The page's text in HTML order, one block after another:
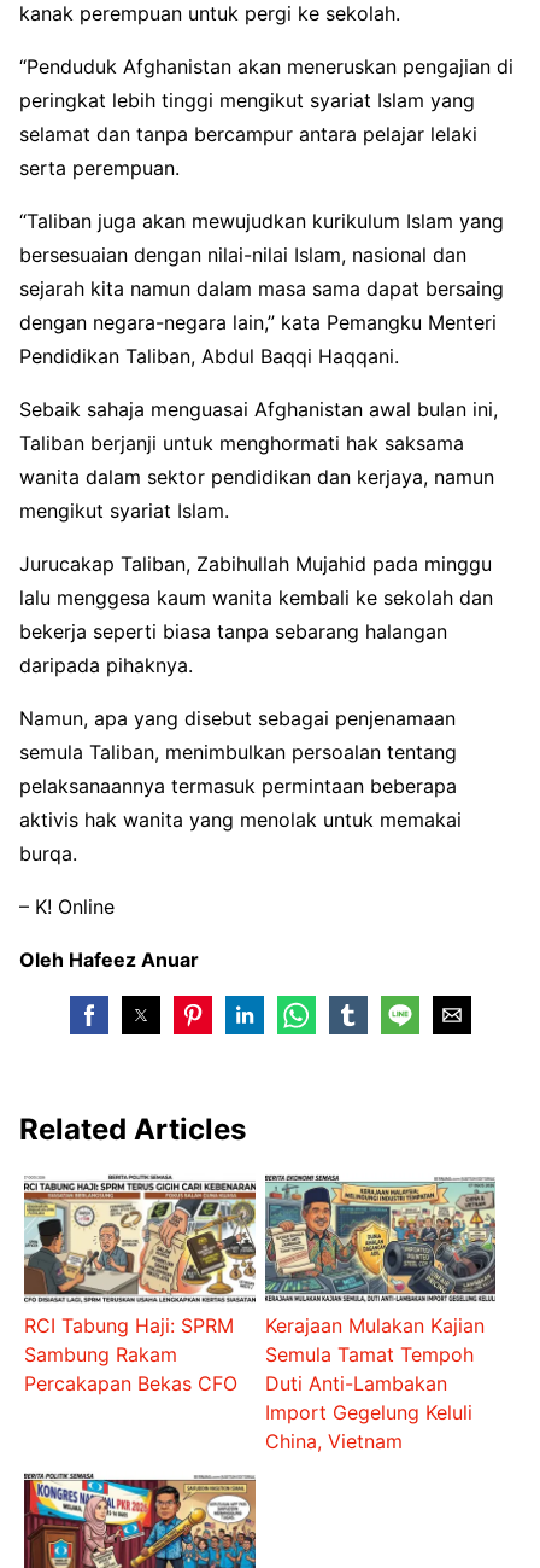
kanak perempuan untuk pergi ke sekolah.
“Penduduk Afghanistan akan meneruskan pengajian di
peringkat lebih tinggi mengikut syariat Islam yang
selamat dan tanpa bercampur antara pelajar lelaki
serta perempuan.
“Taliban juga akan mewujudkan kurikulum Islam yang
bersesuaian dengan nilai-nilai Islam, nasional dan
sejarah kita namun dalam masa sama dapat bersaing
dengan negara-negara lain,” kata Pemangku Menteri
Pendidikan Taliban, Abdul Baqqi Haqqani.
Sebaik sahaja menguasai Afghanistan awal bulan ini,
Taliban berjanji untuk menghormati hak saksama
wanita dalam sektor pendidikan dan kerjaya, namun
mengikut syariat Islam.
Jurucakap Taliban, Zabihullah Mujahid pada minggu
lalu menggesa kaum wanita kembali ke sekolah dan
bekerja seperti biasa tanpa sebarang halangan
daripada pihaknya.
Namun, apa yang disebut sebagai penjenamaan
semula Taliban, menimbulkan persoalan tentang
pelaksanaannya termasuk permintaan beberapa
aktivis hak wanita yang menolak untuk memakai
burqa.
– K! Online
Oleh Hafeez Anuar
Related Articles
RCI Tabung Haji: SPRM
Sambung Rakam
Percakapan Bekas CFO
Kerajaan Mulakan Kajian
Semula Tamat Tempoh
Duti Anti-Lambakan
Import Gegelung Keluli
China, Vietnam